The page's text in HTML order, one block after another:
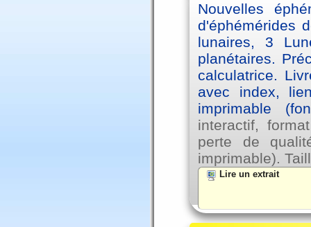
Nouvelles
d'éphémérides
lunaires, 3
planétaires.
calculatrice.
avec index,
imprimable
interactif,
perte de
imprimable).
Lire un extrait